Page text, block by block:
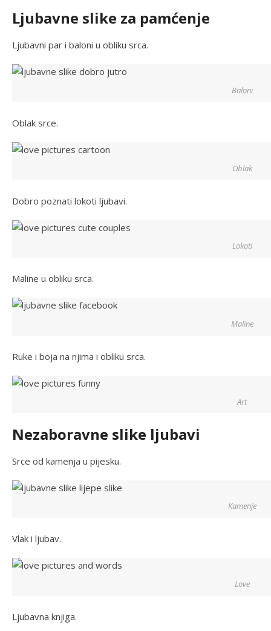
Ljubavne slike za pamćenje
Ljubavni par i baloni u obliku srca.
Baloni
Oblak srce.
Oblak
Dobro poznati lokoti ljubavi.
Lokoti
Maline u obliku srca.
Maline
Ruke i boja na njima i obliku srca.
Art
Nezaboravne slike ljubavi
Srce od kamenja u pijesku.
Kamenje
Vlak i ljubav.
Love
Ljubavna knjiga.